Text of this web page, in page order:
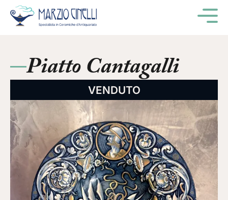
Piatto Cantagalli
VENDUTO